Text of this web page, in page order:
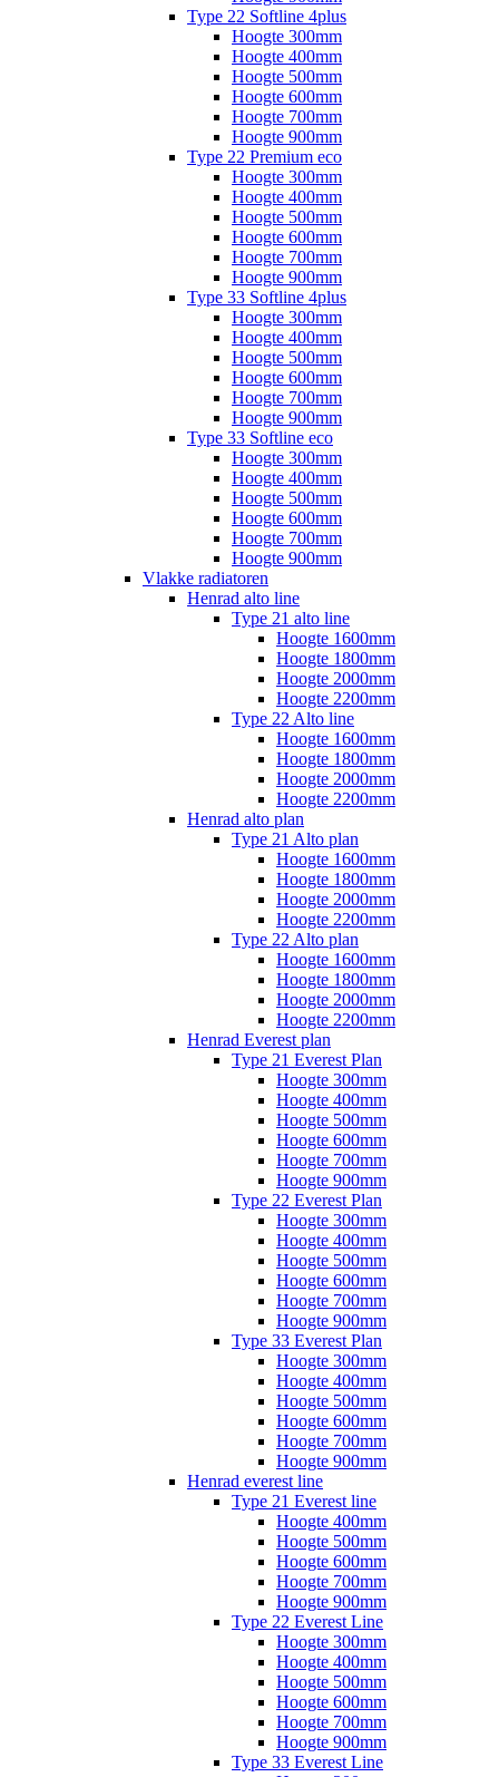
Type 22 Softline 4plus
Hoogte 300mm
Hoogte 400mm
Hoogte 500mm
Hoogte 600mm
Hoogte 700mm
Hoogte 900mm
Type 22 Premium eco
Hoogte 300mm
Hoogte 400mm
Hoogte 500mm
Hoogte 600mm
Hoogte 700mm
Hoogte 900mm
Type 33 Softline 4plus
Hoogte 300mm
Hoogte 400mm
Hoogte 500mm
Hoogte 600mm
Hoogte 700mm
Hoogte 900mm
Type 33 Softline eco
Hoogte 300mm
Hoogte 400mm
Hoogte 500mm
Hoogte 600mm
Hoogte 700mm
Hoogte 900mm
Vlakke radiatoren
Henrad alto line
Type 21 alto line
Hoogte 1600mm
Hoogte 1800mm
Hoogte 2000mm
Hoogte 2200mm
Type 22 Alto line
Hoogte 1600mm
Hoogte 1800mm
Hoogte 2000mm
Hoogte 2200mm
Henrad alto plan
Type 21 Alto plan
Hoogte 1600mm
Hoogte 1800mm
Hoogte 2000mm
Hoogte 2200mm
Type 22 Alto plan
Hoogte 1600mm
Hoogte 1800mm
Hoogte 2000mm
Hoogte 2200mm
Henrad Everest plan
Type 21 Everest Plan
Hoogte 300mm
Hoogte 400mm
Hoogte 500mm
Hoogte 600mm
Hoogte 700mm
Hoogte 900mm
Type 22 Everest Plan
Hoogte 300mm
Hoogte 400mm
Hoogte 500mm
Hoogte 600mm
Hoogte 700mm
Hoogte 900mm
Type 33 Everest Plan
Hoogte 300mm
Hoogte 400mm
Hoogte 500mm
Hoogte 600mm
Hoogte 700mm
Hoogte 900mm
Henrad everest line
Type 21 Everest line
Hoogte 400mm
Hoogte 500mm
Hoogte 600mm
Hoogte 700mm
Hoogte 900mm
Type 22 Everest Line
Hoogte 300mm
Hoogte 400mm
Hoogte 500mm
Hoogte 600mm
Hoogte 700mm
Hoogte 900mm
Type 33 Everest Line